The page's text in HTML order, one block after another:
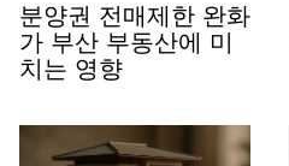
분양권 전매제한 완화
가 부산 부동산에 미
치는 영향